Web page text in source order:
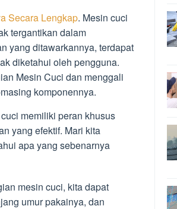
Secara Lengkap. Mesin cuci
tergantikan dalam
yang ditawarkannya, terdapat
diketahui oleh pengguna.
Mesin Cuci dan menggali
komponennya.
memiliki peran khusus
yang efektif. Mari kita
apa yang sebenarnya
mesin cuci, kita dapat
umur pakainya, dan